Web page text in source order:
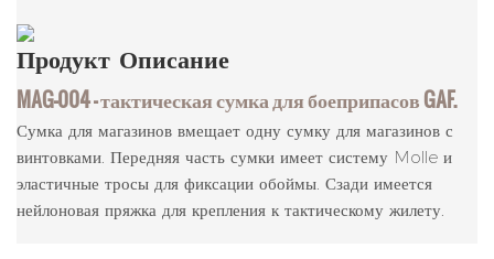
Продукт Описание
MAG-004 — тактическая сумка для боеприпасов GAF.
Сумка для магазинов вмещает одну сумку для магазинов с
винтовками. Передняя часть сумки имеет систему Molle и
эластичные тросы для фиксации обоймы. Сзади имеется
нейлоновая пряжка для крепления к тактическому жилету.